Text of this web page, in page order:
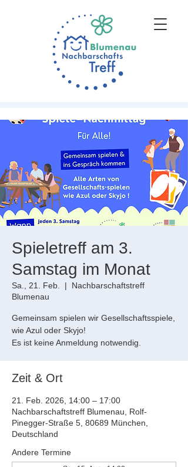
Spieletreff am 3.
Samstag im Monat
Sa., 21. Feb.
  |
Nachbarschaftstreff
Blumenau
Gemeinsam spielen wir Gesellschaftsspiele,
wie Azul oder Skyjo!
Es ist keine Anmeldung notwendig.
Zeit & Ort
21. Feb. 2026, 14:00 – 17:00
Nachbarschaftstreff Blumenau, Rolf-
Pinegger-Straße 5, 80689 München,
Deutschland
Andere Termine